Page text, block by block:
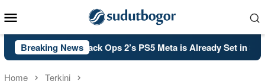
to
Menu
Breaking News
of Duty: Black Ops 2’s PS5 Meta is Already Set in Stone
Home Terkini